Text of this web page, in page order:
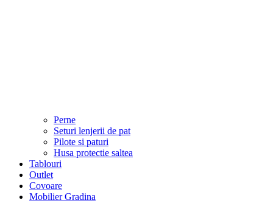
Perne
Seturi lenjerii de pat
Pilote si paturi
Husa protectie saltea
Tablouri
Outlet
Covoare
Mobilier Gradina